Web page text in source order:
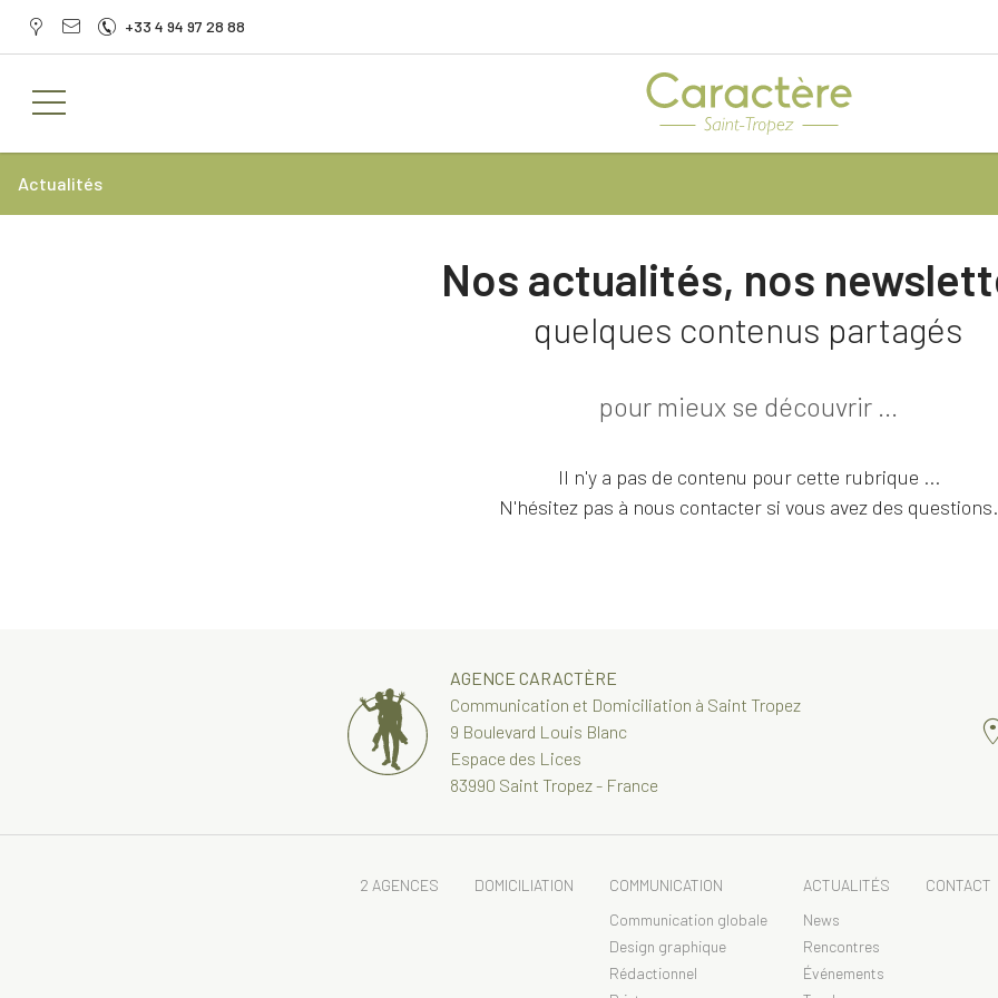
+33 4 94 97 28 88
Actualités
Tendances
Nos actualités, nos
quelques contenus partagés
pour mieux se découvrir ...
Il n'y a pas de contenu pour cette rubrique ...
N'hésitez pas à nous contacter si vous avez des questions.
AGENCE CARACTÈRE
Communication et Domiciliation à Saint Tropez
9 Boulevard Louis Blanc
Espace des Lices
83990 Saint Tropez - France
2 AGENCES DOMICILIATION
COMMUNICATION
Communication globale
Design graphique
Rédactionnel
ACTUALITÉS
News
Rencontres
Événements
CONTACT